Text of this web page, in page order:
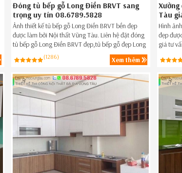
Đóng tủ bếp gỗ Long Điền BRVT sang
trọng uy tín 08.6789.5828
Ảnh thiết kế tủ bếp gỗ Long Điền BRVT bền đẹp
được làm bởi Nội thất Vũng Tàu. Liên hệ đặt đóng
tủ bếp gỗ Long Điền BRVT đẹp,tủ bếp gỗ đẹp Long
Điền BRVT ngay hôm nay SĐT 086789.5828.
(1286) Xem thêm
Tàu
Hình
đẹp
giá tư
bếp